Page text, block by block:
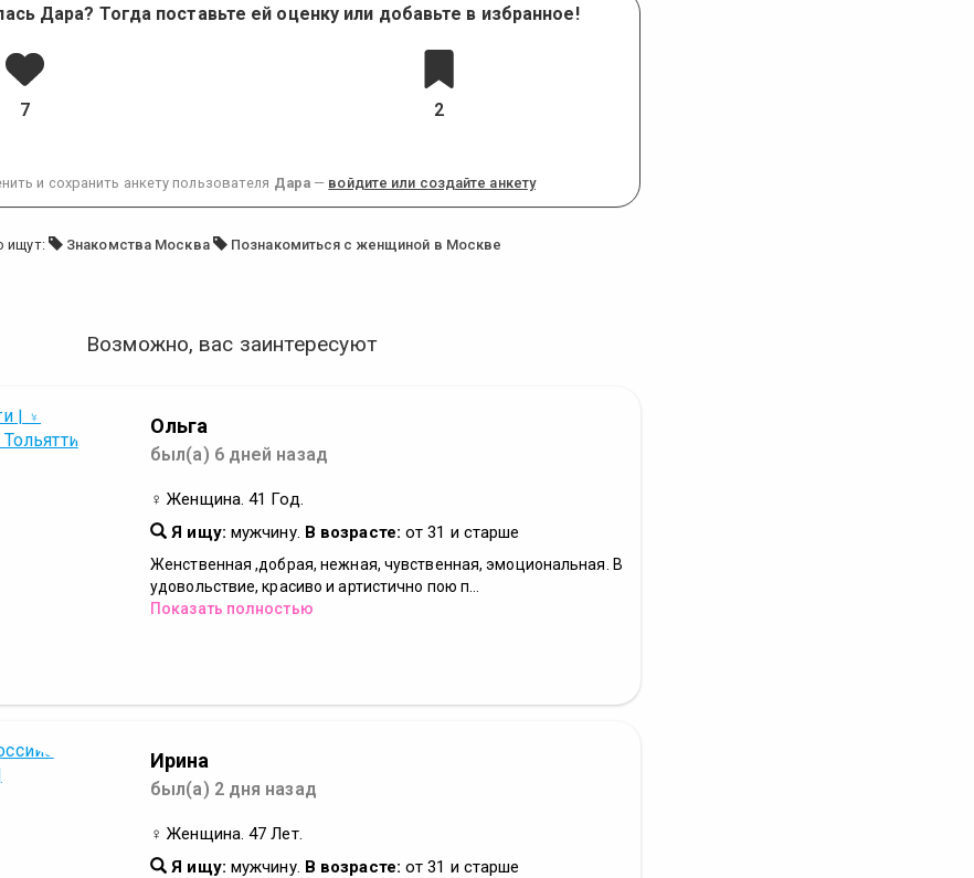
Дара? Тогда поставьте ей оценку или добавьте в избранное!
7 2
и сохранить анкету пользователя Дара — войдите или создайте анкету
ищут: Знакомства Москва Познакомиться с женщиной в Москве
Возможно, вас заинтересуют
Ольга
был(а) 6 дней назад
♀ Женщина. 41 Год.
Я ищу: мужчину. В возрасте: от 31 и старше
Женственная ,добрая, нежная, чувственная, эмоциональная. В
удовольствие, красиво и артистично пою п...
Показать полностью
Ирина
был(а) 2 дня назад
♀ Женщина. 47 Лет.
Я ищу: мужчину. В возрасте: от 31 и старше